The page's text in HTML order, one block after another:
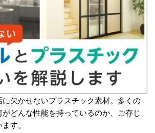
欠かせないプラスチック素材。多くの
どんな性能を持っているのか、ご存じ
す。